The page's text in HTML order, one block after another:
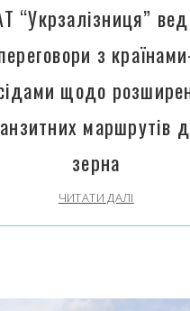
“Укрзалізниця”
з
щодо
маршрутів
зерна
ЧИТАТИ ДАЛІ